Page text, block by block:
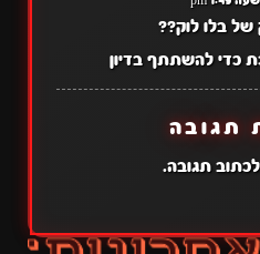
של בלו לוק??
כדי להשתתף בדיון
תגובה
תגובה.